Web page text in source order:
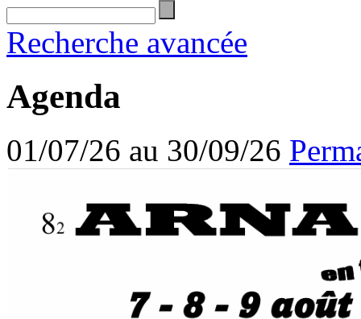
Recherche avancée
Agenda
01/07/26 au 30/09/26